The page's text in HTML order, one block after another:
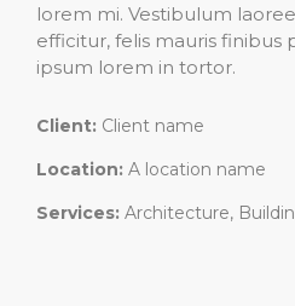
lorem mi. Vestibulum
efficitur, felis mauris finibus
ipsum lorem in tortor.
Client: Client name
Location: A location name
Services: Architecture,